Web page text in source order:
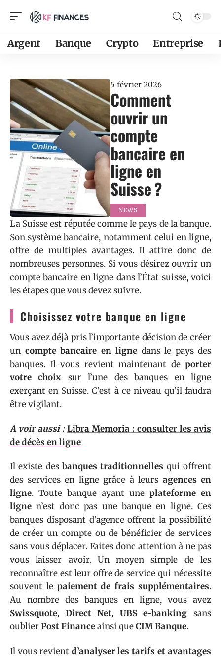
Argent Banque Crypto Entreprise
5 février 2026
Comment
ouvrir un
compte
bancaire en
ligne en
Suisse ?
NEWS
La Suisse est réputée comme le pays de la banque.
Son système bancaire, notamment celui en ligne,
offre de multiples avantages. Il attire donc de
nombreuses personnes. Si vous désirez ouvrir un
compte bancaire en ligne dans l’État suisse, voici
les étapes que vous devez suivre.
Choisissez votre banque en ligne
Vous avez déjà pris l’importante décision de créer
un compte bancaire en ligne dans le pays des
banques. Il vous revient maintenant de porter
votre choix sur l’une des banques en ligne
exerçant en Suisse. C’est à ce niveau qu’il faudra
être vigilant.
A voir aussi : Libra Memoria : consulter les avis
de décès en ligne
Il existe des banques traditionnelles qui offrent
des services en ligne grâce à leurs agences en
ligne. Toute banque ayant une plateforme en
ligne n’est donc pas une banque en ligne. Ces
banques disposant d’agence offrent la possibilité
de créer un compte ou de bénéficier de services
sans vous déplacer. Faites donc attention à ne pas
vous laisser avoir. Un moyen simple de les
reconnaître est leur offre de service qui nécessite
souvent le paiement de frais supplémentaires.
Au nombre des banques en ligne, vous avez
Swissquote, Direct Net, UBS e-banking sans
oublierPost Financeainsi queCIM Banque.
Il vous revient d’analyser les tarifs et avantages